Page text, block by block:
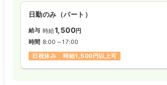
日勤のみ（パート）
給与 時給1,500円
時間 8:00～17:00
日祝休み
時給1,500円以上可